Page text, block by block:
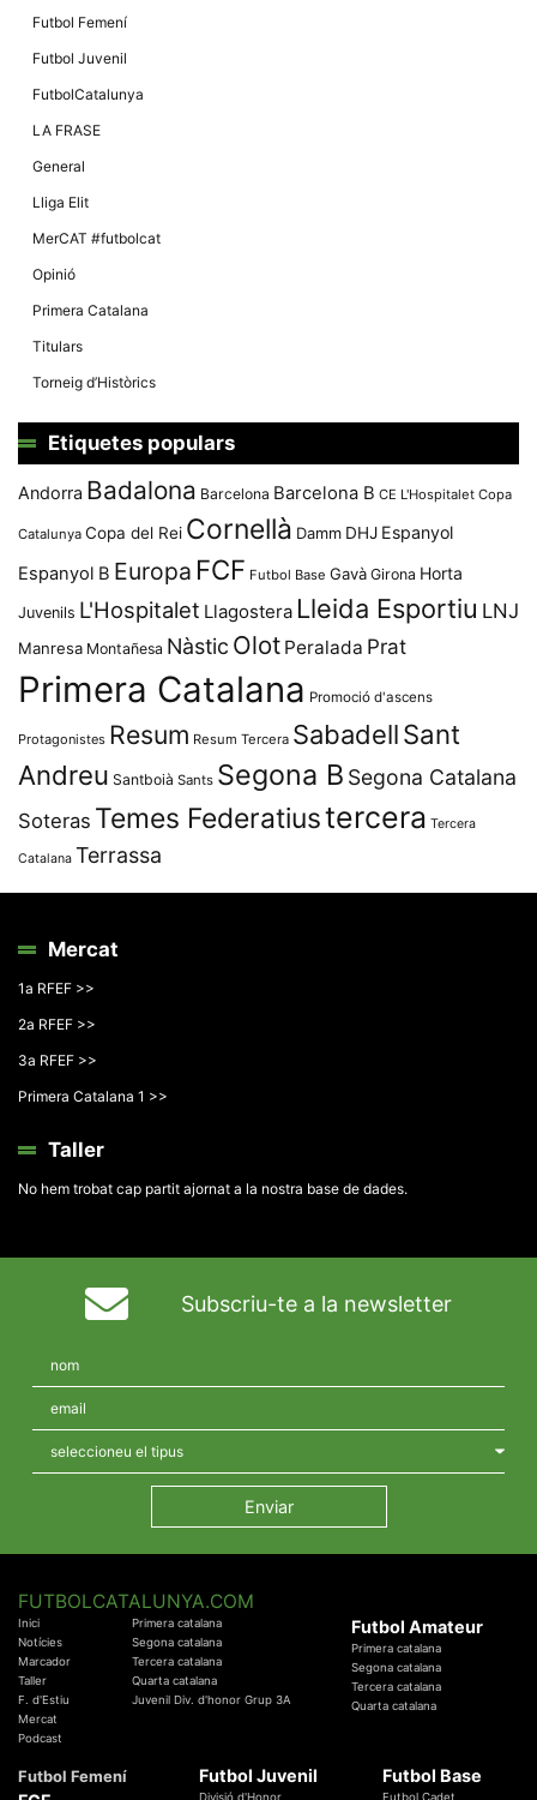
Futbol Femení
Futbol Juvenil
FutbolCatalunya
LA FRASE
General
Lliga Elit
MerCAT #futbolcat
Opinió
Primera Catalana
Titulars
Torneig d’Històrics
Etiquetes populars
Andorra Badalona Barcelona Barcelona B CE L'Hospitalet Copa
Catalunya Copa del Rei Cornellà Damm DHJ Espanyol
Espanyol B Europa FCF Futbol Base Gavà Girona Horta
Juvenils L'Hospitalet Llagostera Lleida Esportiu LNJ
Manresa Montañesa Nàstic Olot Peralada Prat
Primera Catalana Promoció d'ascens
Protagonistes Resum Resum Tercera SabadellSant
Andreu Santboià Sants Segona B Segona Catalana
Soteras Temes Federatiustercera Tercera
Catalana Terrassa
Mercat
1a RFEF >>
2a RFEF >>
3a RFEF >>
Primera Catalana 1 >>
Taller
No hem trobat cap partit ajornat a la nostra base de dades.
Subscriu-te a la newsletter
FUTBOLCATALUNYA.COM
Inici
Notícies
Marcador
Taller
F. d'Estiu
Mercat
Podcast
Primera catalana
Segona catalana
Tercera catalana
Quarta catalana
Juvenil Div. d'honor Grup 3A
Futbol Amateur
Primera catalana
Segona catalana
Tercera catalana
Quarta catalana
Futbol Femení Futbol Juvenil
Divisió d'Honor
Futbol Base
Futbol Cadet